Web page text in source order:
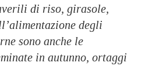
di riso, girasole,
degli
sono anche le
in autunno, ortaggi